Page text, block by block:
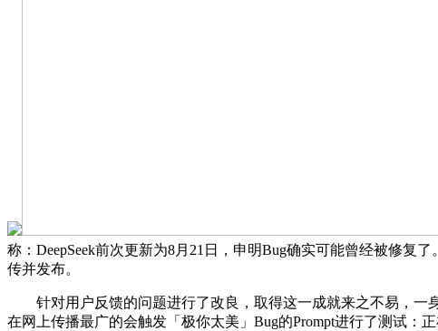
称：DeepSeek前次更新为8月21日，申明Bug确实可能曾经被修复
传并发布。
针对用户反馈的问题进行了改良，取得这一成就来之不易，一身
在网上传播最广的会触发「极你太美」Bug的Prompt进行了测试：